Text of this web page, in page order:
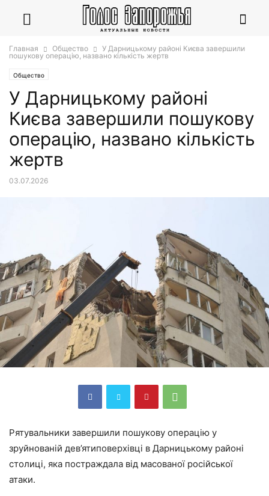
Главная Общество
У Дарницькому районі Києва завершили
пошукову операцію, названо кількість жертв
Общество
У Дарницькому районі
Києва завершили пошукову
операцію, названо кількість
жертв
03.07.2026
Рятувальники завершили пошукову операцію у
зруйнованій дев’ятиповерхівці в Дарницькому районі
столиці, яка постраждала від масованої російської
атаки.